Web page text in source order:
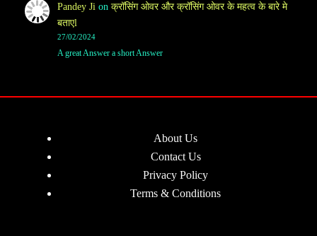
Pandey Ji on क्रॉसिंग ओवर और क्रॉसिंग ओवर के महत्व के बारे मे
बताएl
27/02/2024
A great Answer a short Answer
About Us
Contact Us
Privacy Policy
Terms & Conditions